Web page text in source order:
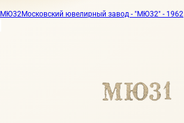
МЮ32Московский ювелирный завод - "МЮ32" - 1962